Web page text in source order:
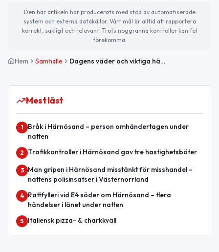
Den här artikeln har producerats med stöd av automatiserade
system och externa datakällor. Vårt mål är alltid att rapportera
korrekt, sakligt och relevant. Trots noggranna kontroller kan fel
förekomma.
Hem Samhälle Dagens väder och viktiga händelser i Härnösand
Mest läst
1
Bråk i Härnösand – person omhändertagen under
natten
2 Trafikkontroller i Härnösand gav tre hastighetsböter
3
Man gripen i Härnösand misstänkt för misshandel –
nattens polisinsatser i Västernorrland
4
Rattfylleri vid E4 söder om Härnösand – flera
händelser i länet under natten
5 Italiensk pizza- & charkkväll